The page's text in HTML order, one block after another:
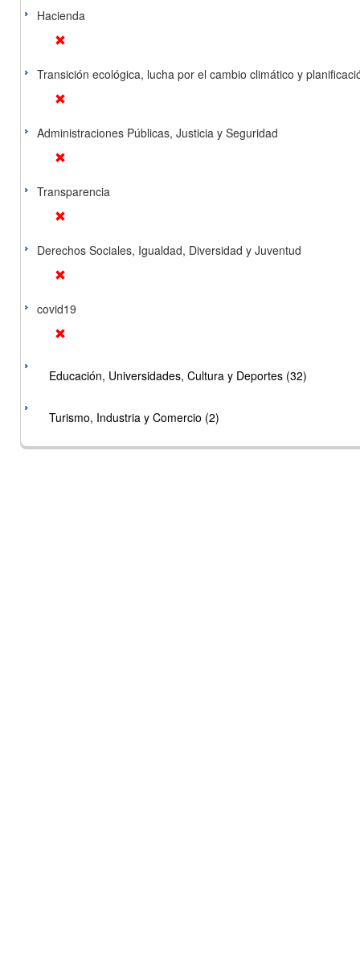
Hacienda
Transición ecológica, lucha por el cambio climático y
Administraciones Públicas, Justicia y Seguridad
Transparencia
Derechos Sociales, Igualdad, Diversidad y Juventud
covid19
Educación, Universidades, Cultura y Deportes (32)
Turismo, Industria y Comercio (2)